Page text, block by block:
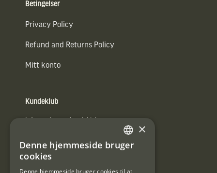
Betingelser
Privacy Policy
Refund and Returns Policy
Mitt konto
Kundeklub
E-
post
SWEDISH
×
Denne hjemmeside bruger
cookies
Denne hjemmeside bruger cookies til at